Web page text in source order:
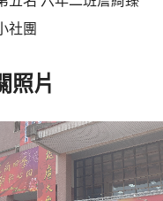
社團
照片